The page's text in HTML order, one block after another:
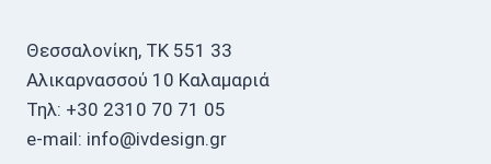
Θεσσαλονίκη, ΤΚ 551 33
Αλικαρνασσού 10 Καλαμαριά
Τηλ: +30 2310 70 71 05
e-mail: info@ivdesign.gr